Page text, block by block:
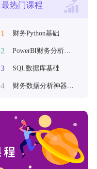
最热门课程
1 财务Python基础
2 PowerBI财务分析及可视化
3 SQL数据库基础
4